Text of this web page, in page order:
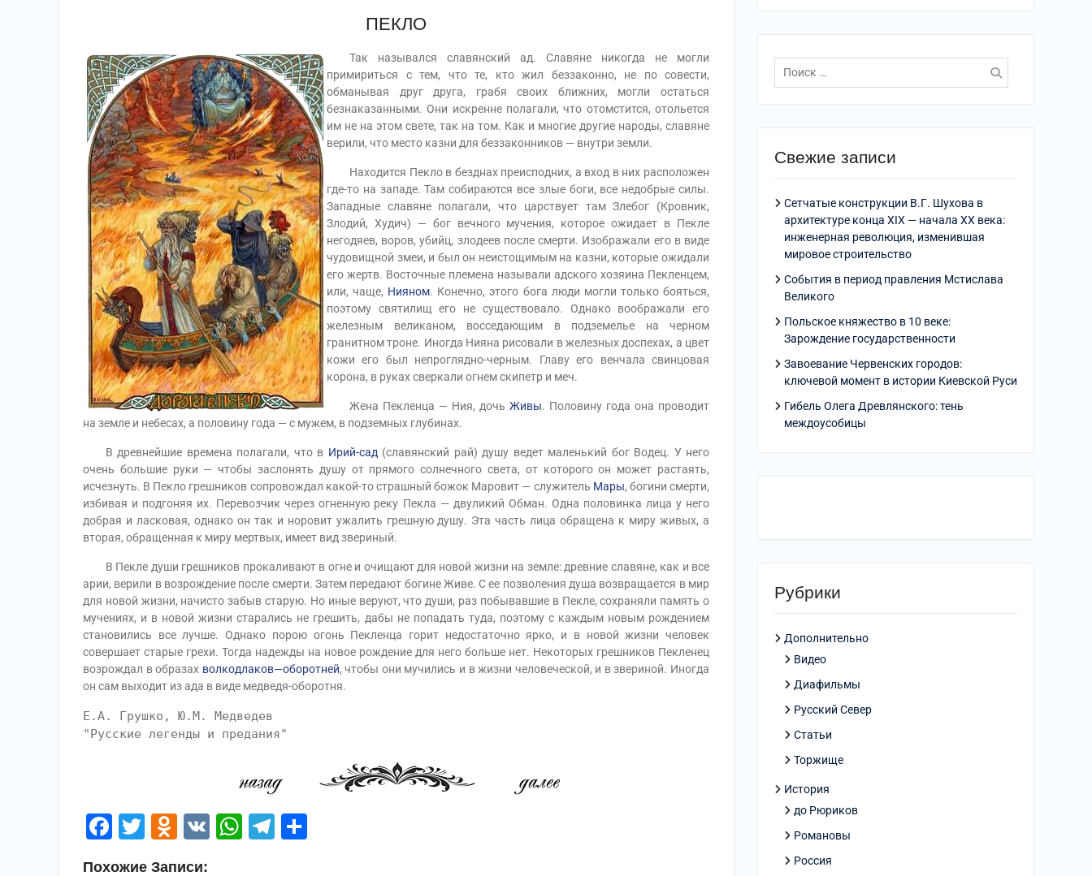
ПЕКЛО
Так назывался славянский ад. Славяне никогда не могли
примириться с тем, что те, кто жил беззаконно, не по совести,
обманывая друг друга, грабя своих ближних, могли остаться
безнаказанными. Они искренне полагали, что отомстится, отольется
им не на этом свете, так на том. Как и многие другие народы, славяне
верили, что место казни для беззаконников — внутри земли.
Находится Пекло в безднах преисподних, а вход в них расположен
где-то на западе. Там собираются все злые боги, все недобрые силы.
Западные славяне полагали, что царствует там Злебог (Кровник,
Злодий, Худич) — бог вечного мучения, которое ожидает в Пекле
негодяев, воров, убийц, злодеев после смерти. Изображали его в виде
чудовищной змеи, и был он неистощимым на казни, которые ожидали
его жертв. Восточные племена называли адского хозяина Пекленцем,
или, чаще, Нияном. Конечно, этого бога люди могли только бояться,
поэтому святилищ его не существовало. Однако воображали его
железным великаном, восседающим в подземелье на черном
гранитном троне. Иногда Нияна рисовали в железных доспехах, а цвет
кожи его был непроглядно-черным. Главу его венчала свинцовая
корона, в руках сверкали огнем скипетр и меч.
Жена Пекленца — Ния, дочь Живы. Половину года она проводит
на земле и небесах, а половину года — с мужем, в подземных глубинах.
В древнейшие времена полагали, что в Ирий-сад(славянский рай) душу ведет маленький бог Водец. У него
очень большие руки — чтобы заслонять душу от прямого солнечного света, от которого он может растаять,
исчезнуть. В Пекло грешников сопровождал какой-то страшный божок Маровит — служитель Мары, богини смерти,
избивая и подгоняя их. Перевозчик через огненную реку Пекла — двуликий Обман. Одна половинка лица у него
добрая и ласковая, однако он так и норовит ужалить грешную душу. Эта часть лица обращена к миру живых, а
вторая, обращенная к миру мертвых, имеет вид звериный.
В Пекле души грешников прокаливают в огне и очищают для новой жизни на земле: древние славяне, как и все
арии, верили в возрождение после смерти. Затем передают богине Живе. С ее позволения душа возвращается в мир
для новой жизни, начисто забыв старую. Но иные веруют, что души, раз побывавшие в Пекле, сохраняли память о
мучениях, и в новой жизни старались не грешить, дабы не попадать туда, поэтому с каждым новым рождением
становились все лучше. Однако порою огонь Пекленца горит недостаточно ярко, и в новой жизни человек
совершает старые грехи. Тогда надежды на новое рождение для него больше нет. Некоторых грешников Пекленец
возрождал в образах волкодлаков—оборотней, чтобы они мучились и в жизни человеческой, и в звериной. Иногда
он сам выходит из ада в виде медведя-оборотня.
Е.А. Грушко, Ю.М. Медведев
"Русские легенды и предания"
Facebook
Twitter
Odnoklassniki
VK WhatsApp
Telegram
Похожие Записи:
Поиск
по:
Свежие записи
Сетчатые конструкции В.Г. Шухова в
архитектуре конца XIX — начала XX века:
инженерная революция, изменившая
мировое строительство
События в период правления Мстислава
Великого
Польское княжество в 10 веке:
Зарождение государственности
Завоевание Червенских городов:
ключевой момент в истории Киевской Руси
Гибель Олега Древлянского: тень
междоусобицы
Рубрики
Дополнительно
Видео
Диафильмы
Русский Север
Статьи
Торжище
История
до Рюриков
Романовы
Россия